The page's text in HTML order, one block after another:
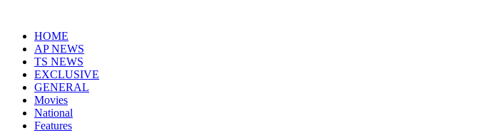
contentHOME
AP NEWS
TS NEWS
EXCLUSIVE
GENERAL
Movies
National
Features